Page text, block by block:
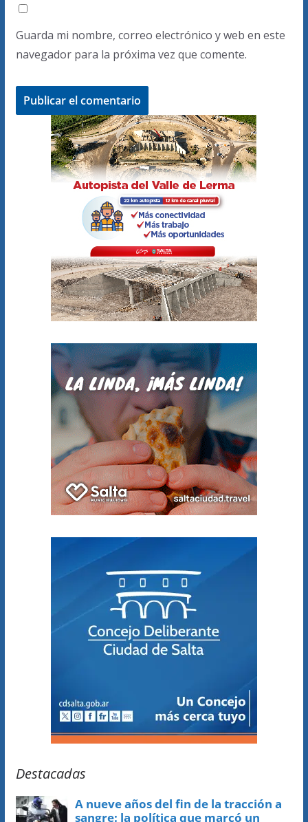
Guarda mi nombre, correo electrónico y web en este
navegador para la próxima vez que comente.
Destacadas